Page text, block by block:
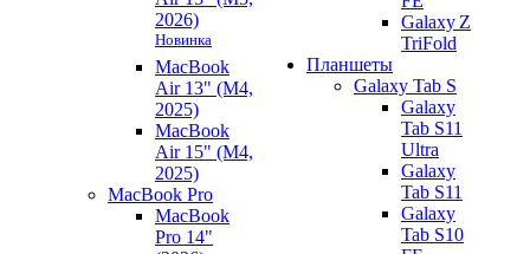
2026)
Новинка
MacBook
Air 13" (M4,
2025)
MacBook
Air 15" (M4,
2025)
MacBook Pro
MacBook
Pro 14"
Galaxy Z
TriFold
Планшеты
Galaxy Tab S
Galaxy
Tab S11
Ultra
Galaxy
Tab S11
Galaxy
Tab S10